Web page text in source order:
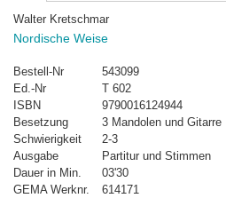
Walter Kretschmar
Nordische Weise
Bestell-Nr
543099
Ed.-Nr
T 602
ISBN
9790016124944
Besetzung
3 Mandolen und Gitarre
Schwierigkeit
2-3
Ausgabe
Partitur und Stimmen
Dauer in Min.
03'30
GEMA Werknr.
614171